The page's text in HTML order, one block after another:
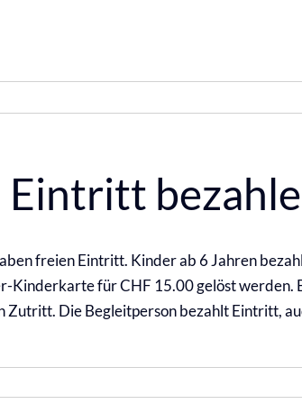
freien Eintritt. Kinder ab 6 Jahren
Kinderkarte für CHF 15.00 gelöst werden.
Die Begleitperson bezahlt Eintritt,